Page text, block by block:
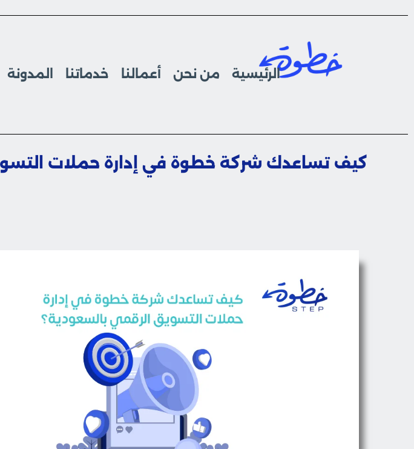
الرئيسية من نحن أعمالنا خدماتنا المدونة
كيف تساعدك شركة خطوة في إدارة حملات